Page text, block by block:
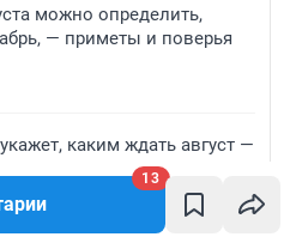
13
можно определить,
— приметы и поверья
каким ждать август —